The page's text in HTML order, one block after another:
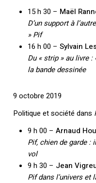
15 h 30 – Maël
D’un support à
» Pif
16 h 00 – Sylvain
Du « strip » au livre
la bande dessinée
9 octobre 2019
Politique et société dans
9 h 00 – Arnaud
Pif, chien de garde :
vol
9 h 30 – Jean
Pif dans l’univers